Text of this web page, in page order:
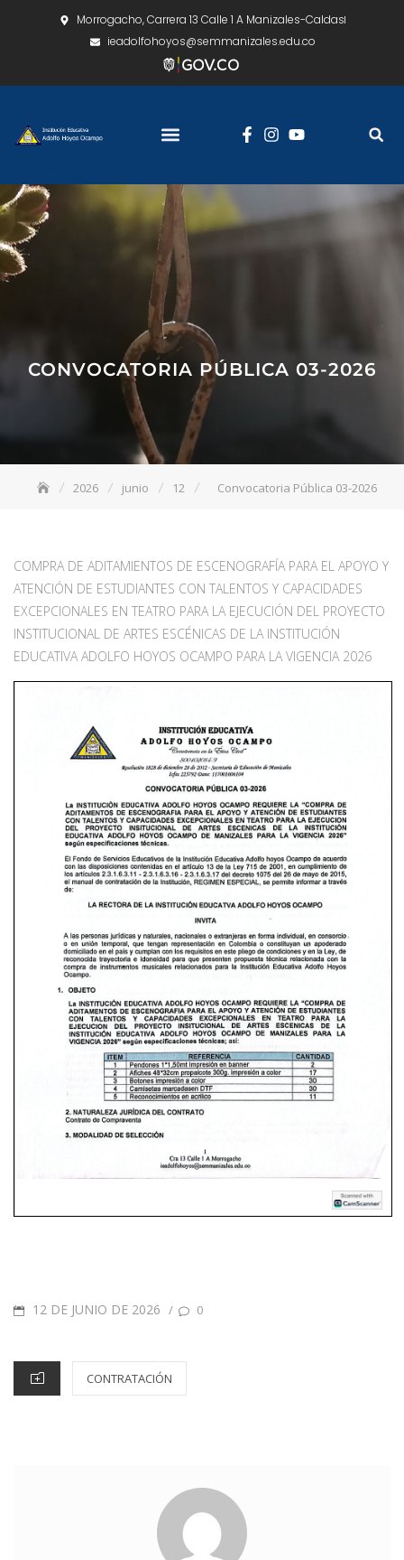
Morrogacho, Carrera 13 Calle 1 A Manizales-Caldas
ieadolfohoyos@semmanizales.edu.co
CONVOCATORIA PÚBLICA 03-2026
2026 junio 12 Convocatoria Pública 03-2026
COMPRA DE ADITAMIENTOS DE ESCENOGRAFÍA PARA EL APOYO Y
ATENCIÓN DE ESTUDIANTES CON TALENTOS Y CAPACIDADES
EXCEPCIONALES EN TEATRO PARA LA EJECUCIÓN DEL PROYECTO
INSTITUCIONAL DE ARTES ESCÉNICAS DE LA INSTITUCIÓN
EDUCATIVA ADOLFO HOYOS OCAMPO PARA LA VIGENCIA 2026
12 DE JUNIO DE 2026 / 0
CONTRATACIÓN